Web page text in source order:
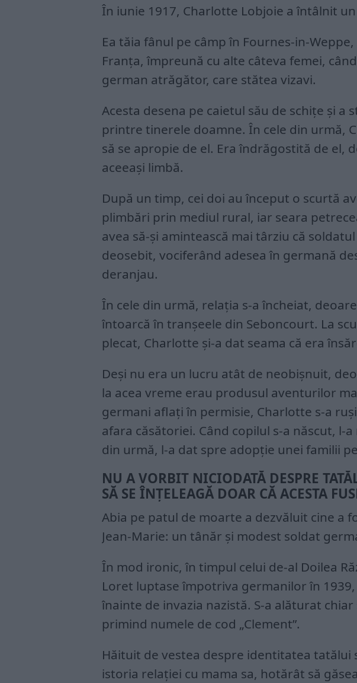
În iunie 1917, Charlotte Lobjoie a întâlnit
Ea tăia fânul pe câmp în Fournes-in-
Franța, împreună cu alte câteva femei,
german atrăgător, care stătea vizavi.
Acesta desena pe caietul său de schițe și a
printre tinerele doamne. În cele din urmă,
să se apropie de el. Era îndrăgostită de el,
aceeași limbă.
După un timp, cei doi au început o scurtă
plimbări prin mediul rural, iar seara
avea să-și amintească mai târziu că
deosebit, vociferând adesea în germană
deranjau.
În cele din urmă, relația s-a încheiat,
întoarcă în tranșeele din Seboncourt. La
plecat, Charlotte și-a dat seama că era
Deși nu era un lucru atât de neobișnuit,
la acea vreme erau produsul aventurilor
germani aflați în permisie, Charlotte s-a
afara căsătoriei. Când copilul s-a născut, l-
din urmă, l-a dat spre adopție unei familii
NU A VORBIT NICIODATĂ DESPRE
SĂ SE ÎNȚELEAGĂ DOAR CĂ ACESTA
Abia pe patul de moarte a dezvăluit cine a
Jean-Marie: un tânăr și modest soldat
În mod ironic, în timpul celui de-al Doilea
Loret luptase împotriva germanilor în
înainte de invazia nazistă. S-a alăturat
primind numele de cod „Clement”.
Hăituit de vestea despre identitatea tatălui
istoria relației cu mama sa, hotărât să